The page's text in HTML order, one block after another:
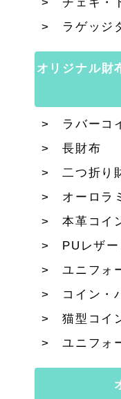
ラゲッジ
オリジナル財
ラバーコ
長財布
二つ折り
オーロラ
本革コイ
PUレザ
ユニフォ
コイン・
猫型コイ
ユニフォ